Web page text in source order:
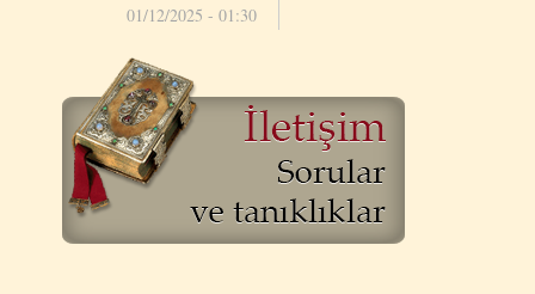
01/12/2025 - 01:30